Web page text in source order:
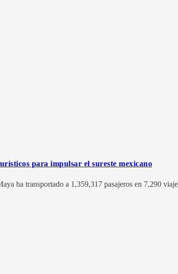
para impulsar el sureste mexicano
ha transportado a 1,359,317 pasajeros en 7,290